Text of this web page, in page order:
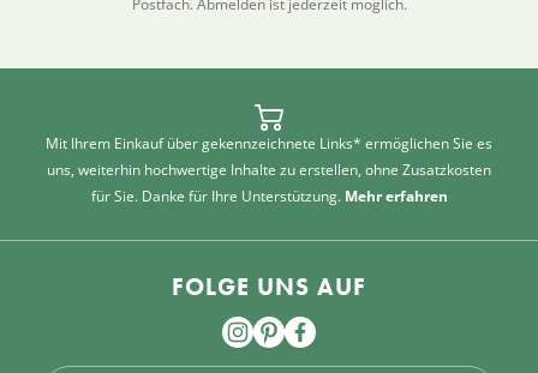
Postfach. Abmelden ist jederzeit möglich.
Mit Ihrem Einkauf über gekennzeichnete Links* ermöglichen Sie es
uns, weiterhin hochwertige Inhalte zu erstellen, ohne Zusatzkosten
für Sie. Danke für Ihre Unterstützung. Mehr erfahren
FOLGE UNS AUF